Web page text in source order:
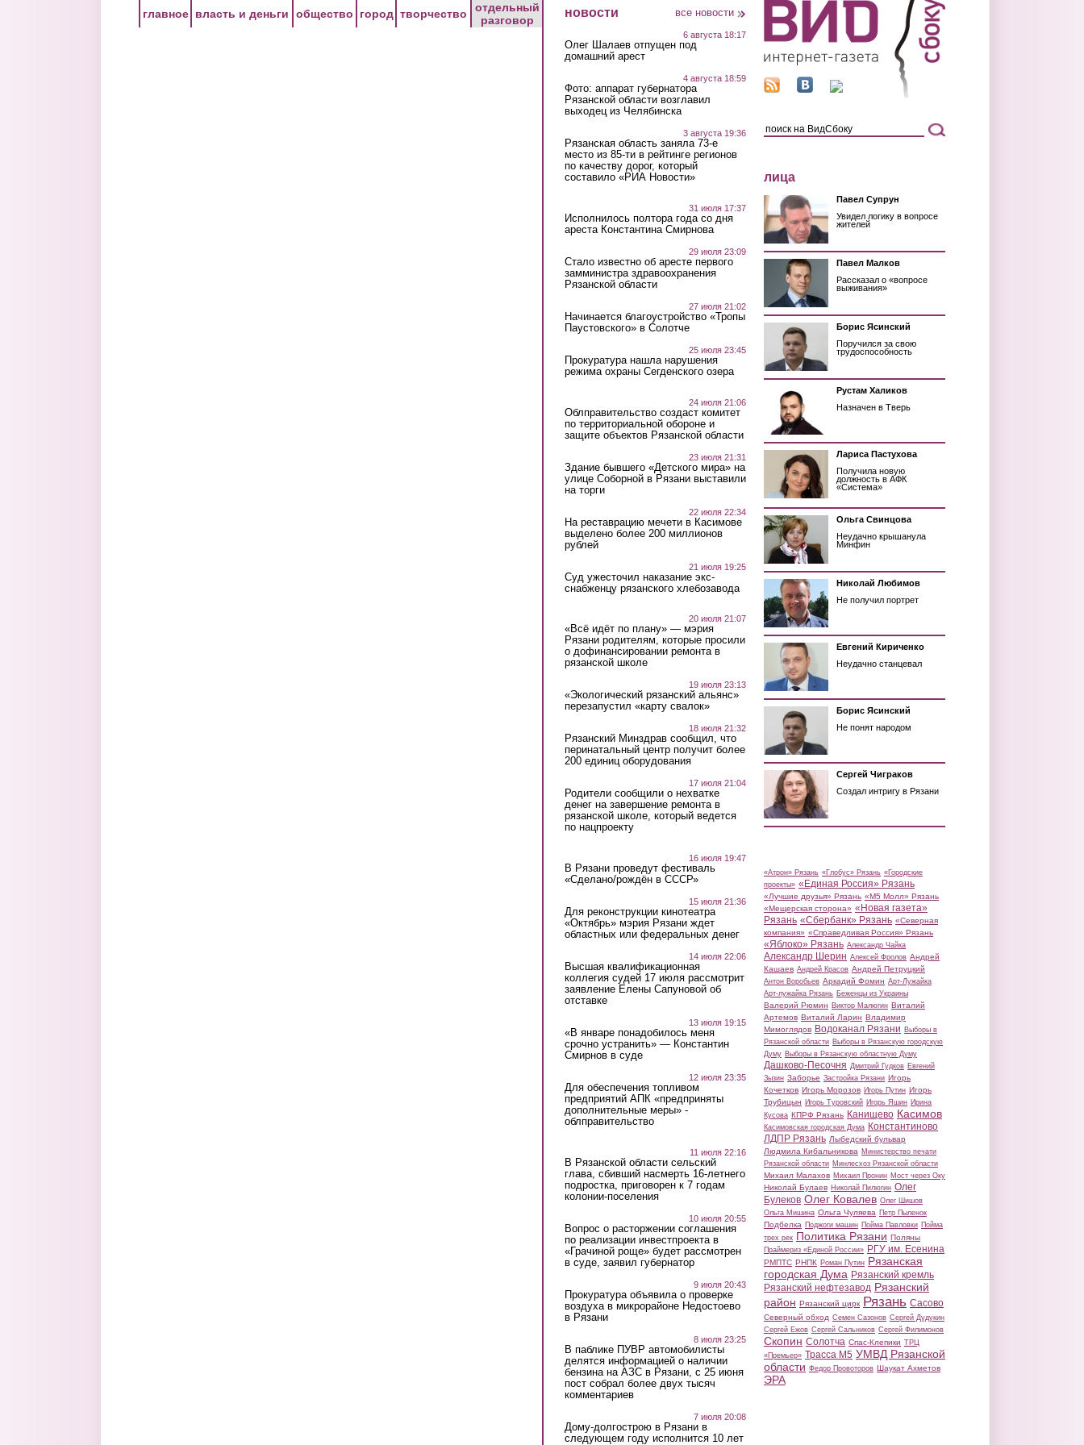
главное власть и деньги общество город творчество
отдельный
разговор
новости все новости
6 августа 18:17
Олег Шалаев отпущен под
домашний арест
4 августа 18:59
Фото: аппарат губернатора
Рязанской области возглавил
выходец из Челябинска
3 августа 19:36
Рязанская область заняла 73-е
место из 85-ти в рейтинге регионов
по качеству дорог, который
составило «РИА Новости»
31 июля 17:37
Исполнилось полтора года со дня
ареста Константина Смирнова
29 июля 23:09
Стало известно об аресте первого
замминистра здравоохранения
Рязанской области
27 июля 21:02
Начинается благоустройство «Тропы
Паустовского» в Солотче
25 июля 23:45
Прокуратура нашла нарушения
режима охраны Сегденского озера
24 июля 21:06
Облправительство создаст комитет
по территориальной обороне и
защите объектов Рязанской области
23 июля 21:31
Здание бывшего «Детского мира» на
улице Соборной в Рязани выставили
на торги
22 июля 22:34
На реставрацию мечети в Касимове
выделено более 200 миллионов
рублей
21 июля 19:25
Суд ужесточил наказание экс-
снабженцу рязанского хлебозавода
20 июля 21:07
«Всё идёт по плану» — мэрия
Рязани родителям, которые просили
о дофинансировании ремонта в
рязанской школе
19 июля 23:13
«Экологический рязанский альянс»
перезапустил «карту свалок»
18 июля 21:32
Рязанский Минздрав сообщил, что
перинатальный центр получит более
200 единиц оборудования
17 июля 21:04
Родители сообщили о нехватке
денег на завершение ремонта в
рязанской школе, который ведется
по нацпроекту
16 июля 19:47
В Рязани проведут фестиваль
«Сделано/рождён в СССР»
15 июля 21:36
Для реконструкции кинотеатра
«Октябрь» мэрия Рязани ждет
областных или федеральных денег
14 июля 22:06
Высшая квалификационная
коллегия судей 17 июля рассмотрит
заявление Елены Сапуновой об
отставке
13 июля 19:15
«В январе понадобилось меня
срочно устранить» — Константин
Смирнов в суде
12 июля 23:35
Для обеспечения топливом
предприятий АПК «предприняты
дополнительные меры» -
облправительство
11 июля 22:16
В Рязанской области сельский
глава, сбивший насмерть 16-летнего
подростка, приговорен к 7 годам
колонии-поселения
10 июля 20:55
Вопрос о расторжении соглашения
по реализации инвестпроекта в
«Грачиной роще» будет рассмотрен
в суде, заявил губернатор
9 июля 20:43
Прокуратура объявила о проверке
воздуха в микрорайоне Недостоево
в Рязани
8 июля 23:25
В паблике ПУВР автомобилисты
делятся информацией о наличии
бензина на АЗС в Рязани, с 25 июня
пост собрал более двух тысяч
комментариев
7 июля 20:08
Дому-долгострою в Рязани в
следующем году исполнится 10 лет
лица
Павел Супрун
Увидел логику в вопросе
жителей
Павел Малков
Рассказал о «вопросе
выживания»
Борис Ясинский
Поручился за свою
трудоспособность
Рустам Халиков
Назначен в Тверь
Лариса Пастухова
Получила новую
должность в АФК
«Система»
Ольга Свинцова
Неудачно крышанула
Минфин
Николай Любимов
Не получил портрет
Евгений Кириченко
Неудачно станцевал
Борис Ясинский
Не понят народом
Сергей Чиграков
Создал интригу в Рязани
«Атрон» Рязань «Глобус» Рязань «Городские
проекты» «Единая Россия» Рязань
«Лучшие друзья» Рязань «М5 Молл» Рязань
«Мещерская сторона» «Новая газета»
Рязань «Сбербанк» Рязань «Северная
компания» «Справедливая Россия» Рязань
«Яблоко» Рязань Александр Чайка
Александр Шерин Алексей Фролов Андрей
Кашаев Андрей Красов Андрей Петруцкий
Антон Воробьев Аркадий Фомин Арт-Лужайка
Арт-лужайка Рязань Беженцы из Украины
Валерий Рюмин Виктор Малюгин Виталий
Артемов Виталий Ларин Владимир
Мимоглядов Водоканал Рязани Выборы в
Рязанской области Выборы в Рязанскую городскую
Думу Выборы в Рязанскую областную Думу
Дашково-Песочня Дмитрий Гудков Евгений
Зызин Заборье Застройка Рязани Игорь
Кочетков Игорь Морозов Игорь Путин Игорь
Трубицын Игорь Туровский Игорь Яшин Ирина
Кусова КПРФ Рязань Канищево Касимов
Касимовская городская Дума Константиново
ЛДПР Рязань Лыбедский бульвар
Людмила Кибальникова Министерство печати
Рязанской области Минлесхоз Рязанской области
Михаил Малахов Михаил Пронин Мост через Оку
Николай Булаев Николай Пилюгин Олег
Булеков Олег Ковалев Олег Шишов
Ольга Мишина Ольга Чуляева Петр Пыленок
Подбелка Поджоги машин Пойма Павловки Пойма
трех рек Политика Рязани Поляны
Праймериз «Единой России» РГУ им. Есенина
РМПТС РНПК Роман Путин Рязанская
городская Дума Рязанский кремль
Рязанский нефтезавод Рязанский
район Рязанский цирк Рязань Сасово
Северный обход Семен Сазонов Сергей Дудукин
Сергей Ежов Сергей Сальников Сергей Филимонов
Скопин Солотча Спас-Клепики ТРЦ
«Премьер» Трасса М5 УМВД Рязанской
области Федор Провоторов Шаукат Ахметов
ЭРА